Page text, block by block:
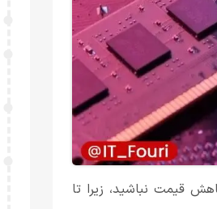
قیمت نباشید، زیرا تا